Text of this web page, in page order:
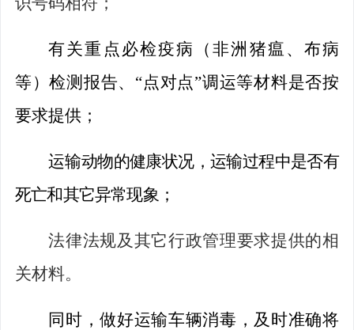
有关重点 必检疫病（非洲猪瘟、布病
等）检测报告、 “点对点”调运等材料是否按
要求提供；
运输动物的健康状况，运输过程中是否有
死亡和其它异常现象；
法律法规及其它行政管理要求提供的相
关材料。
同时，做好运输车辆消毒，及时准确将